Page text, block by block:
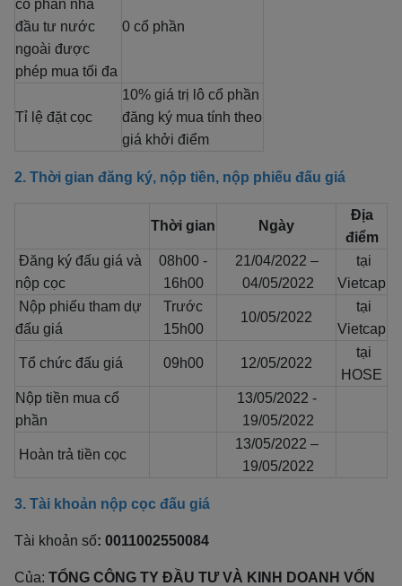
cổ phần nhà
đầu tư nước
ngoài được
phép mua tối đa
0 cổ phần
Tỉ lệ đặt cọc
10% giá trị lô cổ phần
đăng ký mua tính theo
giá khởi điểm
2. Thời gian đăng ký, nộp tiền, nộp phiếu đấu giá
Thời gian Ngày
Địa
điểm
Đăng ký đấu giá và
nộp cọc
08h00 -
16h00
21/04/2022 –
04/05/2022
tại
Vietcap
Nộp phiếu tham dự
đấu giá
Trước
15h00
10/05/2022
tại
Vietcap
Tổ chức đấu giá 09h00 12/05/2022
tại
HOSE
Nộp tiền mua cổ
phần
13/05/2022 -
19/05/2022
Hoàn trả tiền cọc
13/05/2022 –
19/05/2022
3. Tài khoản nộp cọc đấu giá
Tài khoản số: 0011002550084
Của: TỔNG CÔNG TY ĐẦU TƯ VÀ KINH DOANH VỐN